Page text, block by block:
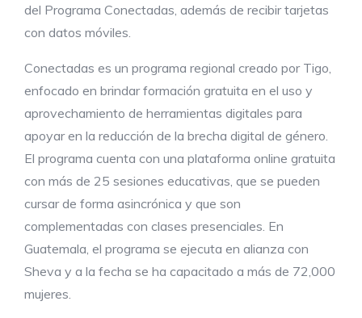
del Programa Conectadas, además de recibir tarjetas
con datos móviles.
Conectadas es un programa regional creado por Tigo,
enfocado en brindar formación gratuita en el uso y
aprovechamiento de herramientas digitales para
apoyar en la reducción de la brecha digital de género.
El programa cuenta con una plataforma online gratuita
con más de 25 sesiones educativas, que se pueden
cursar de forma asincrónica y que son
complementadas con clases presenciales. En
Guatemala, el programa se ejecuta en alianza con
Sheva y a la fecha se ha capacitado a más de 72,000
mujeres.